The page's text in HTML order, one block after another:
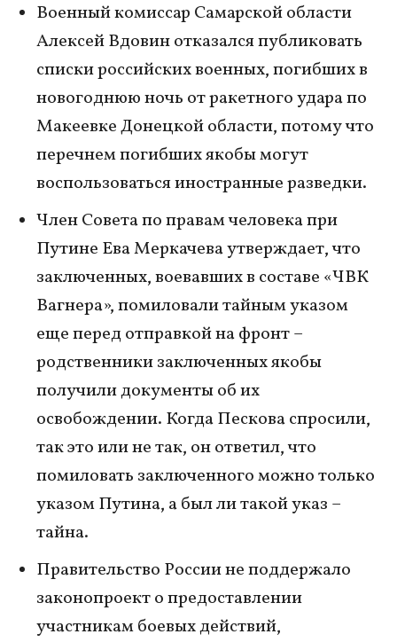
Военный комиссар Самарской области
Алексей Вдовин отказался публиковать
списки российских военных, погибших в
новогоднюю ночь от ракетного удара по
Макеевке Донецкой области, потому что
перечнем погибших якобы могут
воспользоваться иностранные разведки.
Член Совета по правам человека при
Путине Ева Меркачева утверждает, что
заключенных, воевавших в составе «ЧВК
Вагнера», помиловали тайным указом
еще перед отправкой на фронт –
родственники заключенных якобы
получили документы об их
освобождении. Когда Пескова спросили,
так это или не так, он ответил, что
помиловать заключенного можно только
указом Путина, а был ли такой указ –
тайна.
Правительство России не поддержало
законопроект о предоставлении
участникам боевых действий,